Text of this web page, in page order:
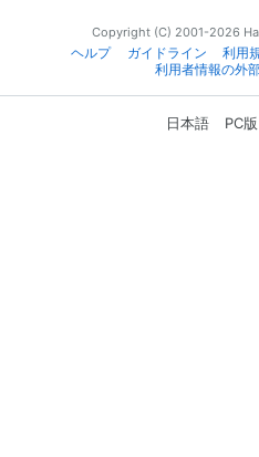
Copyright (C) 2001-2026
ヘルプ
ガイドライン 利用
利用者情報の外
日本語 PC版